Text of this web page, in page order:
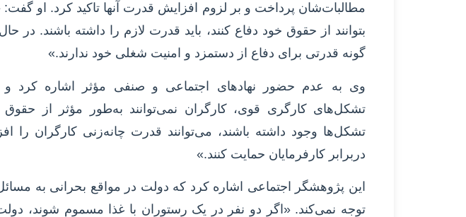
مطالبات‌شان پرداخت و بر لزوم افزایش قدرت آنها تاکید کرد. او گفت:
بتوانند از حقوق خود دفاع کنند، باید قدرت لازم را داشته باشند. در
گونه قدرتی برای دفاع از دستمزد و امنیت شغلی خود ندارند.»
وی به عدم حضور نهادهای اجتماعی و صنفی مؤثر اشاره کرد
تشکل‌های کارگری قوی، کارگران نمی‌توانند به‌طور مؤثر از حقوق
تشکل‌ها وجود داشته باشند، می‌توانند قدرت چانه‌زنی کارگران را
دربرابر کارفرمایان حمایت کنند.»
این پژوهشگر اجتماعی اشاره کرد که دولت در مواقع بحرانی به
توجه نمی‌کند. «اگر دو نفر در یک رستوران با غذا مسموم شوند،